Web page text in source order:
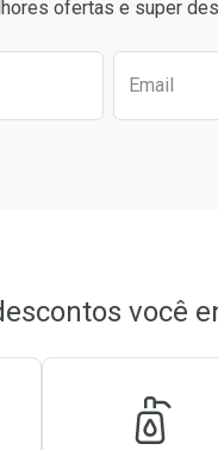
ofertas e super
o formulário
Email
você